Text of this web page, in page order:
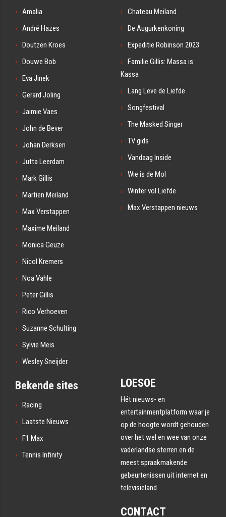
Amalia
André Hazes
Doutzen Kroes
Douwe Bob
Eva Jinek
Gerard Joling
Jaimie Vaes
John de Bever
Johan Derksen
Jutta Leerdam
Mark Gillis
Martien Meiland
Max Verstappen
Maxime Meiland
Monica Geuze
Nicol Kremers
Noa Vahle
Peter Gillis
Rico Verhoeven
Suzanne Schulting
Sylvie Meis
Wesley Sneijder
Chateau Meiland
De Augurkenkoning
Expeditie Robinson 2023
Familie Gillis: Massa is
Kassa
Lang Leve de Liefde
Songfestival
The Masked Singer
TV gids
Vandaag Inside
Wie is de Mol
Winter vol Liefde
Max Verstappen nieuws
Bekende sites
Racing
Laatste Nieuws
F1 Max
Tennis Infinity
LOESOE
Hét nieuws- en
entertainmentplatform waar je
op de hoogte wordt gehouden
over het wel en wee van onze
vaderlandse sterren en de
meest spraakmakende
gebeurtenissen uit internet en
televisieland.
CONTACT